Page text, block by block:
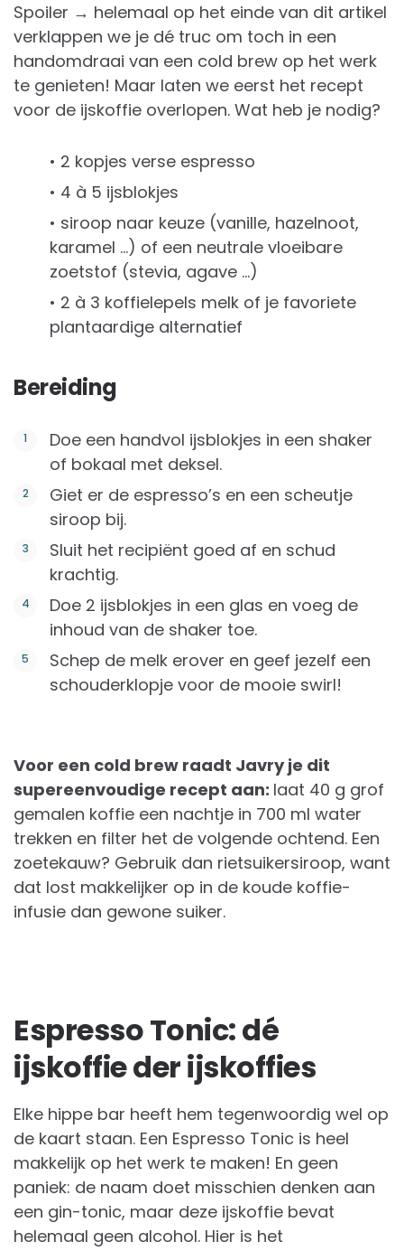
Spoiler → helemaal op het einde van dit artikel
verklappen we je dé truc om toch in een
handomdraai van een cold brew op het werk
te genieten! Maar laten we eerst het recept
voor de ijskoffie overlopen. Wat heb je nodig?
• 2 kopjes verse espresso
• 4 à 5 ijsblokjes
• siroop naar keuze (vanille, hazelnoot,
karamel …) of een neutrale vloeibare
zoetstof (stevia, agave …)
• 2 à 3 koffielepels melk of je favoriete
plantaardige alternatief
Bereiding
Doe een handvol ijsblokjes in een shaker
of bokaal met deksel.
Giet er de espresso’s en een scheutje
siroop bij.
Sluit het recipiënt goed af en schud
krachtig.
Doe 2 ijsblokjes in een glas en voeg de
inhoud van de shaker toe.
Schep de melk erover en geef jezelf een
schouderklopje voor de mooie swirl!
Voor een cold brew raadt Javry je dit
supereenvoudige recept aan: laat 40 g grof
gemalen koffie een nachtje in 700 ml water
trekken en filter het de volgende ochtend. Een
zoetekauw? Gebruik dan rietsuikersiroop, want
dat lost makkelijker op in de koude koffie-
infusie dan gewone suiker.
Espresso Tonic: dé
ijskoffie der ijskoffies
Elke hippe bar heeft hem tegenwoordig wel op
de kaart staan. Een Espresso Tonic is heel
makkelijk op het werk te maken! En geen
paniek: de naam doet misschien denken aan
een gin-tonic, maar deze ijskoffie bevat
helemaal geen alcohol. Hier is het